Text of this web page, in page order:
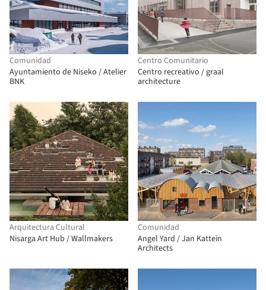
Comunidad
Ayuntamiento de Niseko / Atelier
BNK
Centro Comunitario
Centro recreativo / graal
architecture
Arquitectura Cultural
Nisarga Art Hub / Wallmakers
Comunidad
Angel Yard / Jan Kattein
Architects